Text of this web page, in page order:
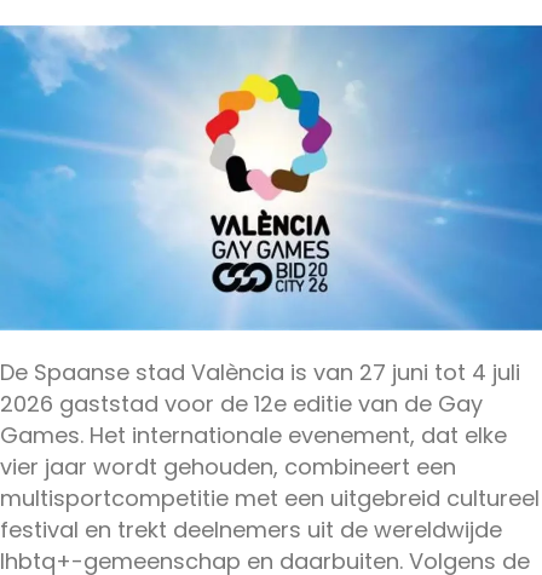
De Spaanse stad València is van 27 juni tot 4 juli
2026 gaststad voor de 12e editie van de Gay
Games. Het internationale evenement, dat elke
vier jaar wordt gehouden, combineert een
multisportcompetitie met een uitgebreid cultureel
festival en trekt deelnemers uit de wereldwijde
lhbtq+-gemeenschap en daarbuiten. Volgens de